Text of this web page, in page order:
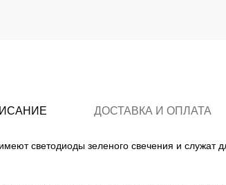
ДОСТАВКА И ОПЛАТА
светодиоды зеленого свечения и служат